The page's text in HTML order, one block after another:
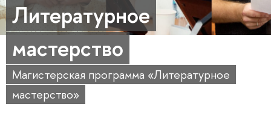
Литературное
мастерство
Магистерская программа «Литературное
мастерство»